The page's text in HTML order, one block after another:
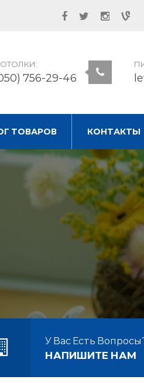
756-29-46
ТОВАРОВ КОНТАКТЫ
У Вас Есть
НАПИШИТЕ НАМ